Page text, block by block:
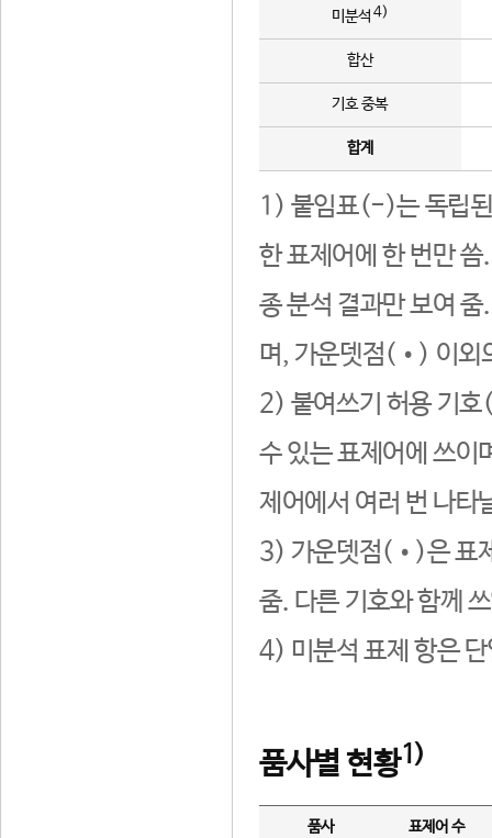
미분석 4)
합산
기호 중복
합계
1) 붙임표(-)는 독립된
한 표제어에 한 번만
종 분석 결과만 보여
며, 가운뎃점(•) 이외
2) 붙여쓰기 허용 기호
수 있는 표제어에 쓰이
제어에서 여러 번 나타
3) 가운뎃점(•)은 표
줌. 다른 기호와 함께
4) 미분석 표제 항은
품사별 현황1)
품사 표제어 수